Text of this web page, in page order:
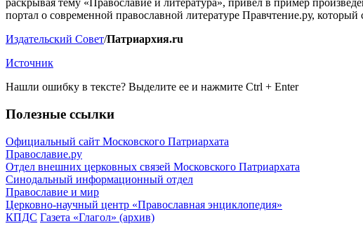
раскрывая тему «Православие и литература», привел в пример
портал о современной православной литературе Правчтение.ру,
Издательский Совет/Патриархия.ru
Источник
Нашли ошибку в тексте? Выделите ее и нажмите Ctrl + Enter
Полезные ссылки
Официальный сайт Московского Патриархата
Православие.ру
Отдел внешних церковных связей Московского Патриархата
Синодальный информационный отдел
Православие и мир
Церковно-научный центр «Православная энциклопедия»
КПДС Газета «Глагол» (архив)